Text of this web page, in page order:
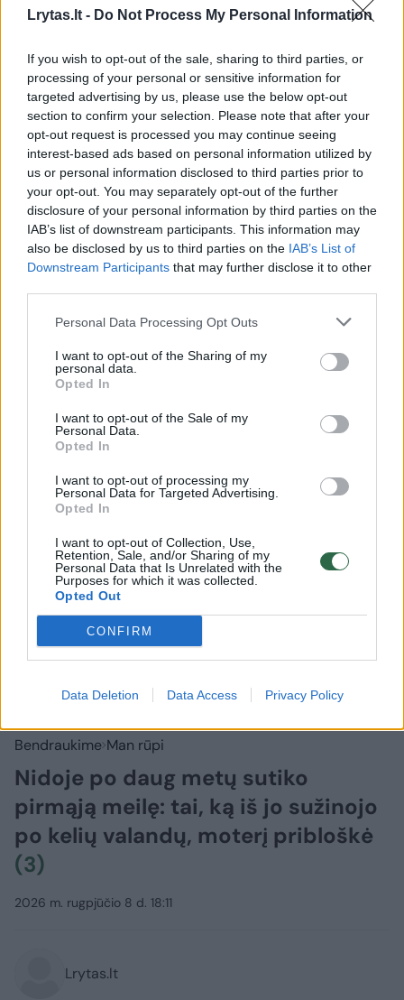
Lrytas.lt - Do Not Process My Personal Information
If you wish to opt-out of the sale, sharing to third parties, or
processing of your personal or sensitive information for
targeted advertising by us, please use the below opt-out
section to confirm your selection. Please note that after your
opt-out request is processed you may continue seeing
interest-based ads based on personal information utilized by
us or personal information disclosed to third parties prior to
your opt-out. You may separately opt-out of the further
disclosure of your personal information by third parties on the
IAB’s list of downstream participants. This information may
also be disclosed by us to third parties on the IAB’s List of
Downstream Participants that may further disclose it to other
Personal Data Processing Opt Outs
I want to opt-out of the Sharing of my
personal data.
Opted In
I want to opt-out of the Sale of my
Personal Data.
Opted In
I want to opt-out of processing my
Personal Data for Targeted Advertising.
Opted In
I want to opt-out of Collection, Use,
Retention, Sale, and/or Sharing of my
Personal Data that Is Unrelated with the
Purposes for which it was collected.
Opted Out
CONFIRM
Data Deletion Data Access Privacy Policy
Noreikienė.
Daugiau apie konkursą rasitečia.
Komentuoti po šiuo straipsniu
Komentuoti gali tik Lrytas registruoti vartotojai.
Prisijungti komentatoriams
Bendraukime Man rūpi
Nidoje po daug metų sutiko
pirmąją meilę: tai, ką iš jo sužinojo
po kelių valandų, moterį pribloškė
(3)
2026 m. rugpjūčio 8 d. 18:11
Lrytas.lt